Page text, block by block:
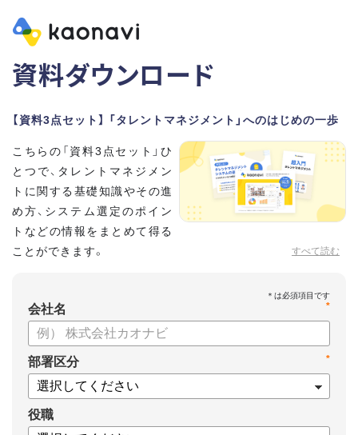
資料ダウンロード
【資料3点セット】 「タレントマネジメント」へのはじめの一歩
すべて読む
こちらの「資料3点セット」ひ
とつで、タレントマネジメン
トに関する基礎知識やその進
め方、システム選定のポイン
トなどの情報をまとめて得る
ことができます。
【資料セット内容】
・超入門タレントマネジメント
・タレントマネジメントシステムの選び方
・タレントマネジメントシステム「カオナビ」の説明資料
*
会社名
*
部署区分
役職